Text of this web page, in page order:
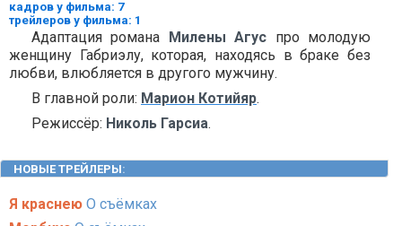
кадров у фильма: 7
трейлеров у фильма: 1
Адаптация романа Милены Агус про молодую
женщину Габриэлу, которая, находясь в браке без
любви, влюбляется в другого мужчину.
В главной роли: Марион Котийяр.
Режиссёр: Николь Гарсиа.
НОВЫЕ ТРЕЙЛЕРЫ:
Я краснею О съёмках